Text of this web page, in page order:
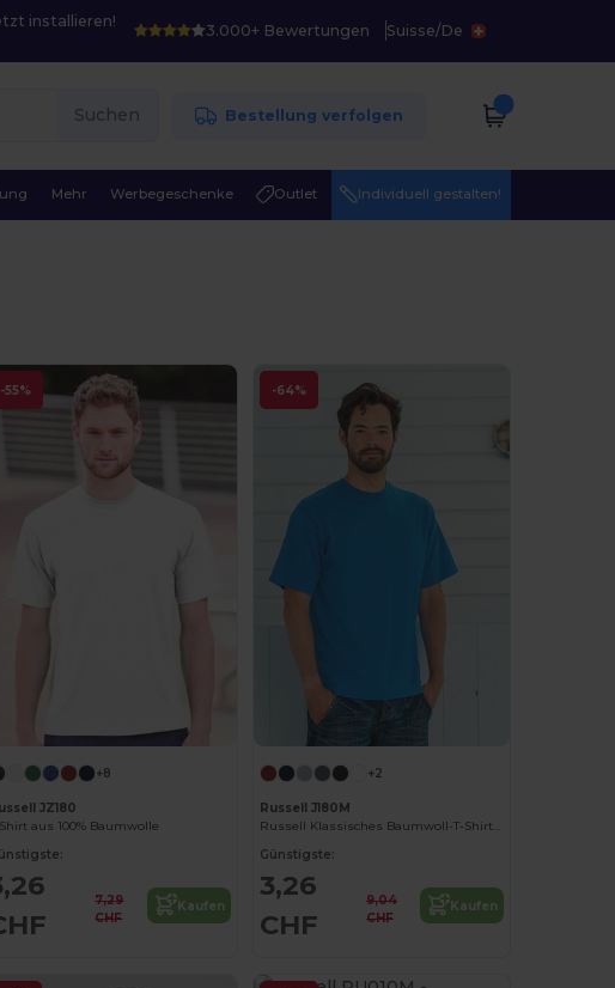
installieren!
3.000+ Bewertungen Suisse/De
Suchen Bestellung verfolgen
Mehr Werbegeschenke Outlet Individuell gestalten!
-55%
+8
JZ180
aus 100% Baumwolle
7,29
CHF
Kaufen
-64%
+2
Russell J180M
Russell Klassisches Baumwoll-T-Shirt mit Verstärkung
Günstigste:
3,26
CHF
9,04
CHF
Kaufen